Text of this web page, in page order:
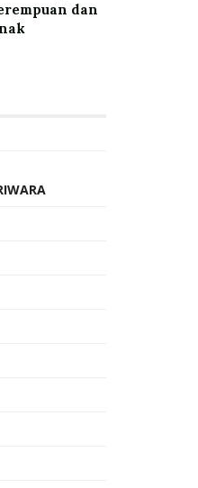
dan